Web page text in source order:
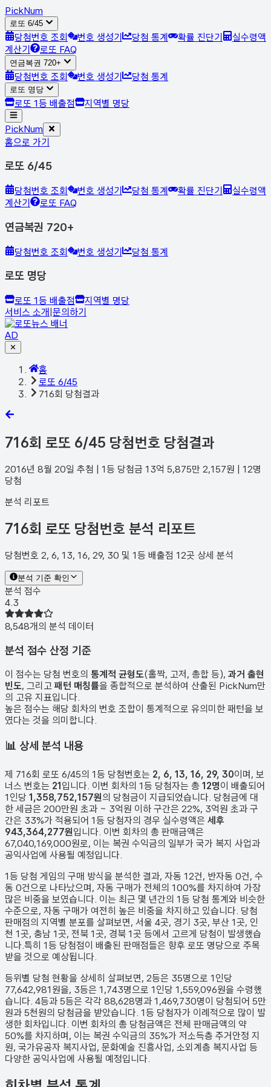
PickNum
로또 6/45
당첨번호 조회 번호 생성기 당첨 통계 확률 진단기
실수령액
계산기
로또 FAQ
연금복권 720+
당첨번호 조회 번호 생성기 당첨 통계
로또 명당
로또 1등 배출점 지역별 명당
PickNum
홈으로 가기
로또 6/45
당첨번호 조회 번호 생성기 당첨 통계 확률 진단기
실수령액
계산기
로또 FAQ
연금복권 720+
당첨번호 조회 번호 생성기 당첨 통계
로또 명당
로또 1등 배출점
지역별 명당
서비스 소개|문의하기
AD
✕
홈
로또 6/45
716회 당첨결과
716회 로또 6/45 당첨번호 당첨결과
2016년 8월 20일 추첨 | 1등 당첨금 13억 5,875만 2,157원 | 12명
당첨
분석 리포트
716회 로또 당첨번호 분석 리포트
당첨번호 2, 6, 13, 16, 29, 30 및 1등 배출점 12곳 상세 분석
분석 기준 확인
분석 점수
4.3
8,548개의 분석 데이터
분석 점수 산정 기준
이 점수는 당첨 번호의 통계적 균형도(홀짝, 고저, 총합 등), 과거 출현
빈도, 그리고 패턴 매칭률을 종합적으로 분석하여 산출된 PickNum만
의 고유 지표입니다.
높은 점수는 해당 회차의 번호 조합이 통계적으로 유의미한 패턴을 보
였다는 것을 의미합니다.
📊 상세 분석 내용
제 716회 로또 6/45의 1등 당첨번호는 2, 6, 13, 16, 29, 30이며, 보
너스 번호는 21입니다. 이번 회차의 1등 당첨자는 총 12명이 배출되어
1인당 1,358,752,157원의 당첨금이 지급되었습니다. 당첨금에 대
한 세금은 200만원 초과 ~ 3억원 이하 구간은 22%, 3억원 초과 구
간은 33%가 적용되어 1등 당첨자의 경우 실수령액은 세후
943,364,277원입니다. 이번 회차의 총 판매금액은
67,040,169,000원로, 이는 복권 수익금의 일부가 국가 복지 사업과
공익사업에 사용될 예정입니다.
1등 당첨 게임의 구매 방식을 분석한 결과, 자동 12건, 반자동 0건, 수
동 0건 으로 나타났으며, 자동 구매가 전체의 100%를 차지하여 가장
많은 비중을 보였습니다. 이는 최근 몇 년간의 1등 당첨 통계와 비슷한
수준으로, 자동 구매가 여전히 높은 비중을 차지하고 있습니다. 당첨
판매점의 지역별 분포를 살펴보면, 서울 4곳, 경기 3곳, 부산 1곳, 인
천 1곳, 충남 1곳, 전북 1곳, 경북 1곳 등에서 고르게 당첨이 발생했습
니다. 특히 1등 당첨점이 배출된 판매점들은 향후 로또 명당으로 주목
받을 것으로 예상됩니다.
등위별 당첨 현황을 상세히 살펴보면, 2등은 35명으로 1인당
77,642,981원을, 3등은 1,743명으로 1인당 1,559,096원을 수령했
습니다. 4등과 5등은 각각 88,628명과 1,469,730명이 당첨되어 5만
원과 5천원의 당첨금을 받았습니다. 1등 당첨자가 이례적으로 많이 발
생한 회차입니다. 이번 회차의 총 당첨금액은 전체 판매금액의 약
50%를 차지하며, 이는 복권 수익금의 35%가 저소득층 주거안정 지
원, 국가유공자 복지사업, 문화예술 진흥사업, 소외계층 복지사업 등
다양한 공익사업에 사용될 예정입니다.